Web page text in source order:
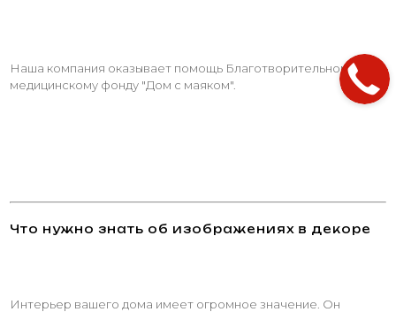
Наша компания оказывает помощь Благотворительному
медицинскому фонду "Дом с маяком".
Что нужно знать об изображениях в декоре
Интерьер вашего дома имеет огромное значение. Он